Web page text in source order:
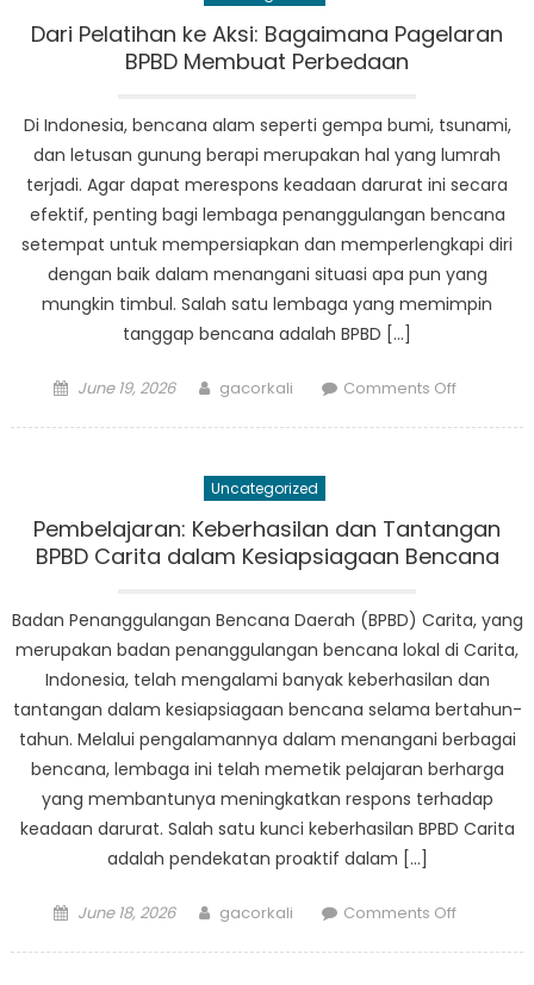
Patia:
Kesulitan
Dari Pelatihan ke Aksi: Bagaimana Pagelaran
BPBD Membuat Perbedaan
Di Indonesia, bencana alam seperti gempa bumi, tsunami,
dan letusan gunung berapi merupakan hal yang lumrah
terjadi. Agar dapat merespons keadaan darurat ini secara
efektif, penting bagi lembaga penanggulangan bencana
setempat untuk mempersiapkan dan memperlengkapi diri
dengan baik dalam menangani situasi apa pun yang
mungkin timbul. Salah satu lembaga yang memimpin
tanggap bencana adalah BPBD […]
Posted
June 19, 2026 Author
gacorkali Comments Offon
Uncategorized
Pembelajaran: Keberhasilan dan Tantangan
BPBD Carita dalam Kesiapsiagaan Bencana
Badan Penanggulangan Bencana Daerah (BPBD) Carita, yang
merupakan badan penanggulangan bencana lokal di Carita,
Indonesia, telah mengalami banyak keberhasilan dan
tantangan dalam kesiapsiagaan bencana selama bertahun-
tahun. Melalui pengalamannya dalam menangani berbagai
bencana, lembaga ini telah memetik pelajaran berharga
yang membantunya meningkatkan respons terhadap
keadaan darurat. Salah satu kunci keberhasilan BPBD Carita
adalah pendekatan proaktif dalam […]
Posted
June 18, 2026 Author
gacorkali Comments Offon